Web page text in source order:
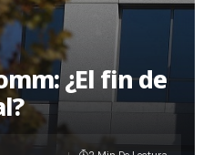
¿El fin de